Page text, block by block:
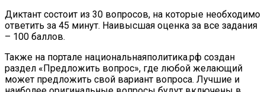
Диктант состоит из 30 вопросов, на которые необходимо
ответить за 45 минут. Наивысшая оценка за все задания
– 100 баллов.
Также на портале национальнаяполитика.рф создан
раздел «Предложить вопрос», где любой желающий
может предложить свой вариант вопроса. Лучшие и